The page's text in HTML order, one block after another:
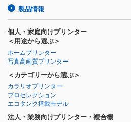
製品情報
個人・家庭向けプリンター
＜用途から選ぶ＞
ホームプリンター
写真高画質プリンター
＜カテゴリーから選ぶ＞
カラリオプリンター
プロセレクション
エコタンク搭載モデル
法人・業務向けプリンター・複合機